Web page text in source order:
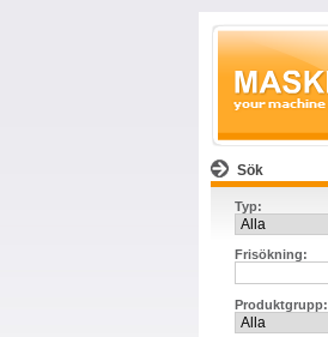
Sök
Typ:
Frisökning:
Produktgrupp: